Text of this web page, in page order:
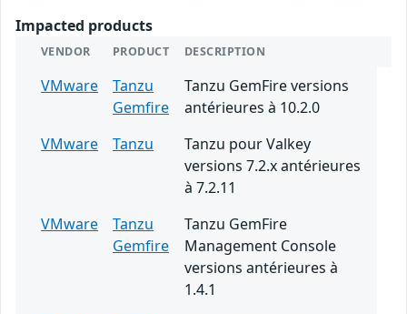
Impacted products
VENDOR PRODUCT DESCRIPTION
VMware
Tanzu
Gemfire
Tanzu GemFire versions
antérieures à 10.2.0
VMware
Tanzu
Tanzu pour Valkey
versions 7.2.x antérieures
à 7.2.11
VMware
Tanzu
Gemfire
Tanzu GemFire
Management Console
versions antérieures à
1.4.1